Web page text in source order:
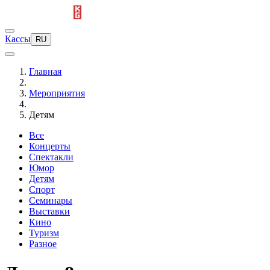
Кассы RU
Главная
Мероприятия
Детям
Все
Концерты
Спектакли
Юмор
Детям
Спорт
Семинары
Выставки
Кино
Туризм
Разное